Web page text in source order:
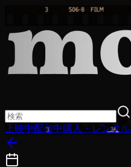
上映中配信中購入・レンタル